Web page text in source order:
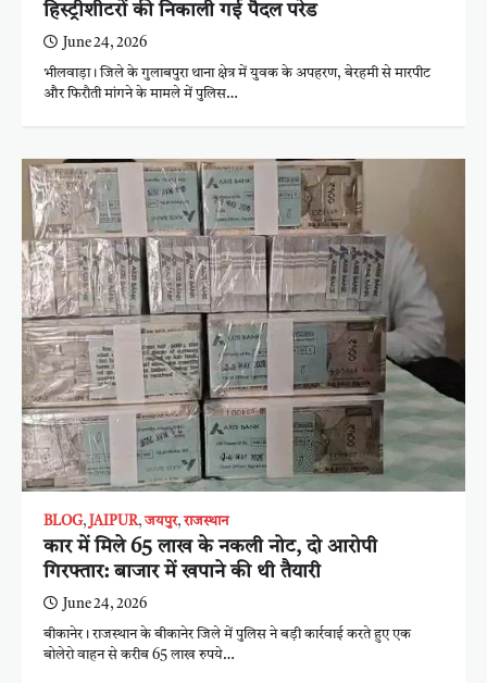
हिस्ट्रीशीटरों की निकाली गई पैदल परेड
June 24, 2026
भीलवाड़ा। जिले के गुलाबपुरा थाना क्षेत्र में युवक के अपहरण, बेरहमी से मारपीट
और फिरौती मांगने के मामले में पुलिस…
BLOG, JAIPUR, जयपुर, राजस्थान
कार में मिले 65 लाख के नकली नोट, दो आरोपी
गिरफ्तार: बाजार में खपाने की थी तैयारी
June 24, 2026
बीकानेर। राजस्थान के बीकानेर जिले में पुलिस ने बड़ी कार्रवाई करते हुए एक
बोलेरो वाहन से करीब 65 लाख रुपये…